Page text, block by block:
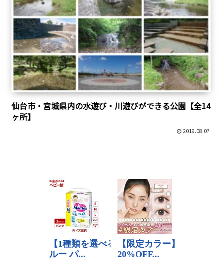
仙台市・宮城県内の水遊び・川遊びができる公園【全14
ヶ所】
2019.08.07